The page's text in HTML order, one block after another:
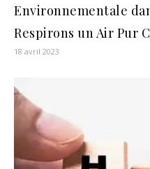
Environnementale
Respirons un Air Pur
18 avril 2023